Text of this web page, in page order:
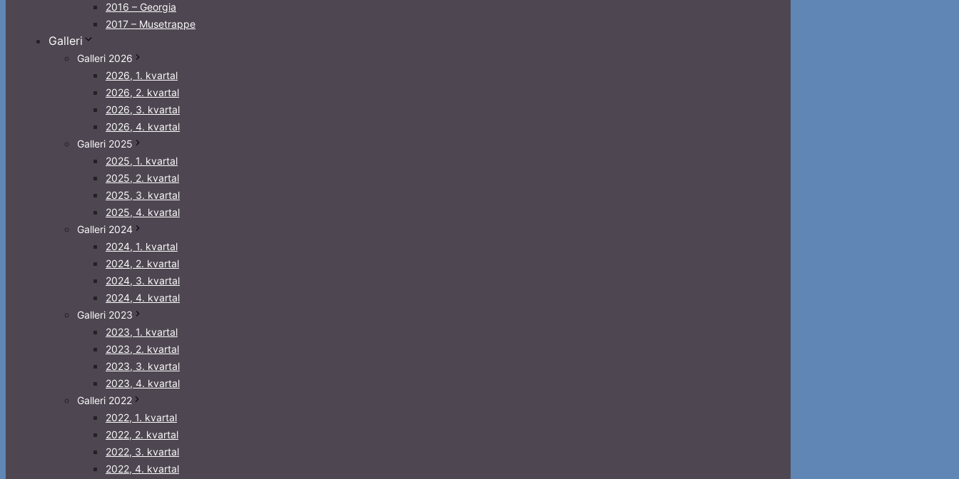
2016 – Georgia
2017 – Musetrappe
Galleri
Galleri 2026
2026, 1. kvartal
2026, 2. kvartal
2026, 3. kvartal
2026, 4. kvartal
Galleri 2025
2025, 1. kvartal
2025, 2. kvartal
2025, 3. kvartal
2025, 4. kvartal
Galleri 2024
2024, 1. kvartal
2024, 2. kvartal
2024, 3. kvartal
2024, 4. kvartal
Galleri 2023
2023, 1. kvartal
2023, 2. kvartal
2023, 3. kvartal
2023, 4. kvartal
Galleri 2022
2022, 1. kvartal
2022, 2. kvartal
2022, 3. kvartal
2022, 4. kvartal